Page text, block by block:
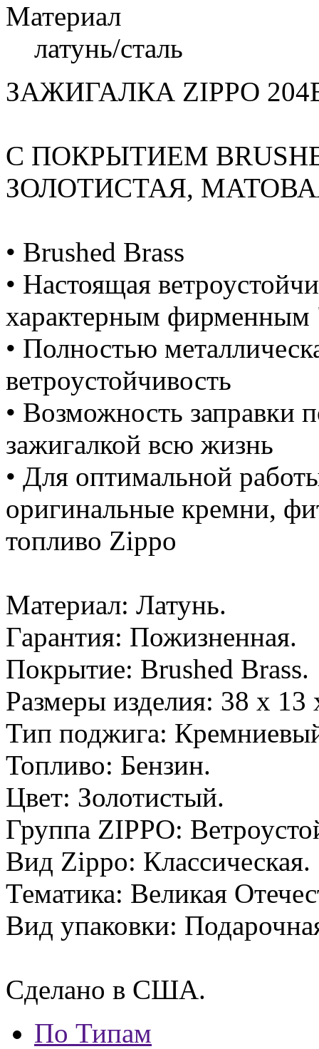
Материал
латунь/сталь
ЗАЖИГАЛКА ZIPPO
С ПОКРЫТИЕМ
ЗОЛОТИСТАЯ,
• Brushed Brass
• Настоящая
характерным
• Полностью
ветроустойчивость
• Возможность заправки
зажигалкой всю жизнь
• Для оптимальной
оригинальные кремни,
топливо Zippo
Материал: Латунь.
Гарантия: Пожизненная.
Покрытие: Brushed Brass.
Размеры изделия: 38 x
Тип поджига:
Топливо: Бензин.
Цвет: Золотистый.
Группа ZIPPO:
Вид Zippo: Классическая.
Тематика: Великая
Вид упаковки:
Сделано в США.
По Типам